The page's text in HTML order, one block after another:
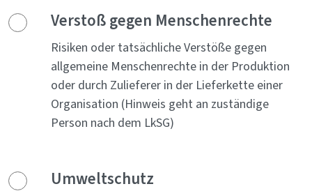
Verstoß gegen Menschenrechte
Risiken oder tatsächliche Verstöße gegen
allgemeine Menschenrechte in der Produktion
oder durch Zulieferer in der Lieferkette einer
Organisation (Hinweis geht an zuständige
Person nach dem LkSG)
Umweltschutz